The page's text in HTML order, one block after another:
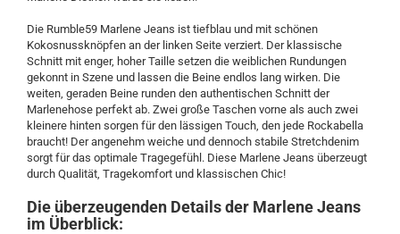
Die Rumble59 Marlene Jeans ist tiefblau und mit schönen
Kokosnussknöpfen an der linken Seite verziert. Der klassische
Schnitt mit enger, hoher Taille setzen die weiblichen Rundungen
gekonnt in Szene und lassen die Beine endlos lang wirken. Die
weiten, geraden Beine runden den authentischen Schnitt der
Marlenehose perfekt ab. Zwei große Taschen vorne als auch zwei
kleinere hinten sorgen für den lässigen Touch, den jede Rockabella
braucht! Der angenehm weiche und dennoch stabile Stretchdenim
sorgt für das optimale Tragegefühl. Diese Marlene Jeans überzeugt
durch Qualität, Tragekomfort und klassischen Chic!
Die überzeugenden Details der Marlene Jeans
im Überblick: